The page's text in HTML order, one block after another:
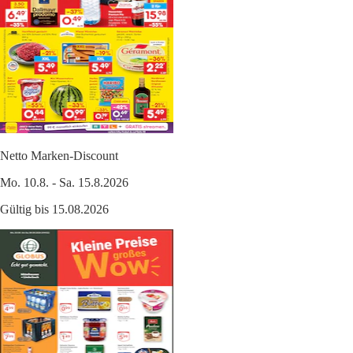
Netto Marken-Discount
Mo. 10.8. - Sa. 15.8.2026
Gültig bis 15.08.2026